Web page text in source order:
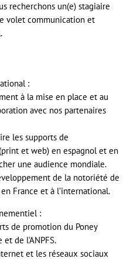
recherchons un(e) stagiaire
volet communication et
:
à la mise en place et au
avec nos partenaires
les supports de
et web) en espagnol et en
une audience mondiale.
de la notoriété de
France et à l’international.
:
de promotion du Poney
de l’ANPFS.
et les réseaux sociaux